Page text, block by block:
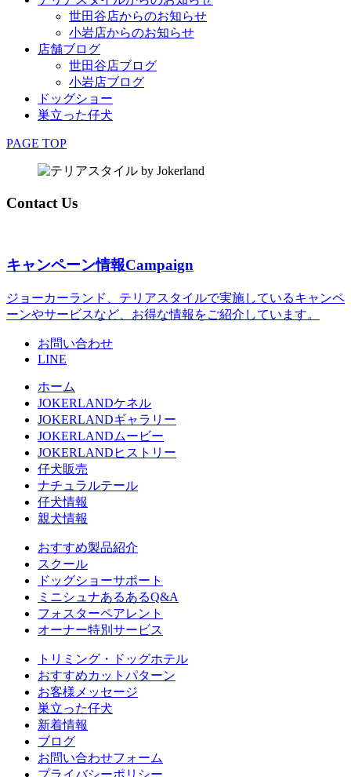
世田谷店からのお知らせ
小岩店からのお知らせ
店舗ブログ
世田谷店ブログ
小岩店ブログ
ドッグショー
巣立った仔犬
PAGE TOP
Contact Us
キャンペーン情報Campaign
ジョーカーランド、テリアスタイルで実施しているキャンペ
ーンやサービスなど、お得な情報をご紹介しています。
お問い合わせ
LINE
ホーム
JOKERLANDケネル
JOKERLANDギャラリー
JOKERLANDムービー
JOKERLANDヒストリー
仔犬販売
ナチュラルテール
仔犬情報
親犬情報
おすすめ製品紹介
スクール
ドッグショーサポート
ミニシュナあるあるQ&A
フォスターペアレント
オーナー特別サービス
トリミング・ドッグホテル
おすすめカットパターン
お客様メッセージ
巣立った仔犬
新着情報
ブログ
お問い合わせフォーム
プライバシーポリシー